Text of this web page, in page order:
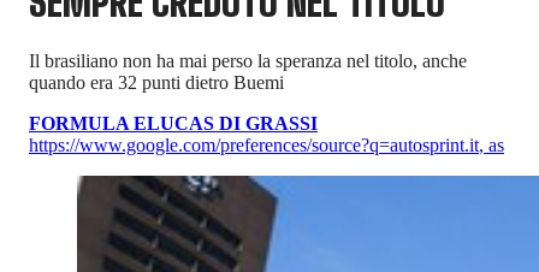
Il brasiliano non ha mai perso la speranza nel titolo, anche
quando era 32 punti dietro Buemi
FORMULA ELUCAS DI GRASSI
https://www.google.com/preferences/source?q=autosprint.it, as